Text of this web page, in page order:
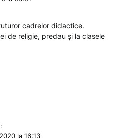
cadrelor didactice.
de religie, predau și la clasele
la 16:13